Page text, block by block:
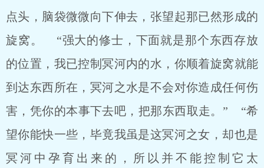
点头，脑袋微微向下伸去，张望起那已然形成的
旋窝。 “强大的修士，下面就是那个东西存放
的位置，我已控制冥河内的水，你顺着旋窝就能
到达东西所在，冥河之水是不会对你造成任何伤
害，凭你的本事下去吧，把那东西取走。” “希
望你能快一些，毕竟我虽是这冥河之女，却也是
冥河中孕育出来的，所以并不能控制它太